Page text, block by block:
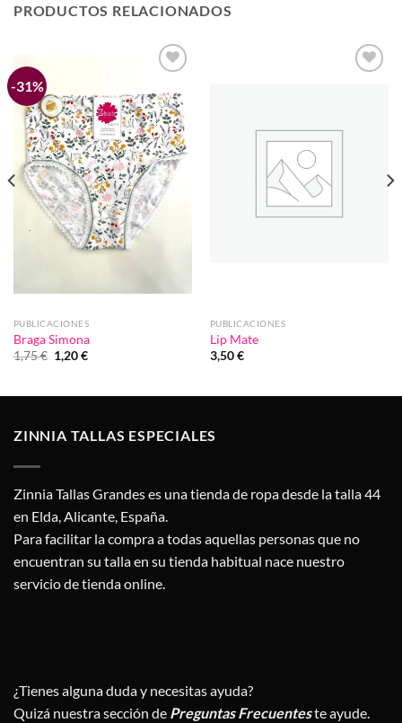
PRODUCTOS RELACIONADOS
-31%
a la
lista de
deseos
PUBLICACIONES
Braga Simona
1,75€ El
precio
1,20€El
PUBLICACIONES
Lip Mate
3,50€
ZINNIA TALLAS ESPECIALES
Zinnia Tallas Grandes es una tienda de ropa desde la talla 44
en Elda, Alicante, España.
Para facilitar la compra a todas aquellas personas que no
encuentran su talla en su tienda habitual nace nuestro
servicio de tienda online.
¿Tienes alguna duda y necesitas ayuda?
Quizá nuestra sección de Preguntas Frecuenteste ayude.